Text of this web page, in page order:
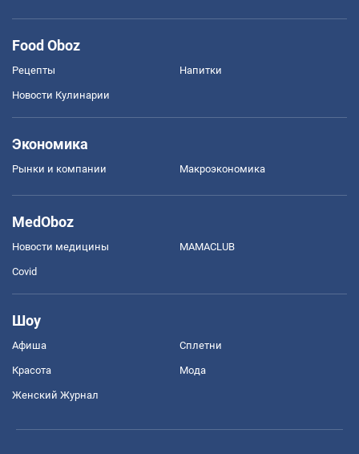
Food Oboz
Рецепты Напитки
Новости Кулинарии
Экономика
Рынки и компании Mакроэкономика
MedOboz
Новости медицины MAMACLUB
Covid
Шоу
Афиша Сплетни
Красота Мода
Женский Журнал